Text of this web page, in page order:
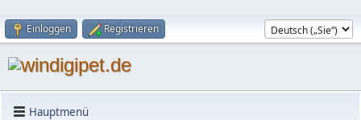
Einloggen Registrieren
Hauptmenü